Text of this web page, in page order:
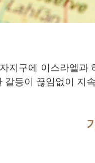
지구에 이스라엘과
갈등이 끊임없이 지